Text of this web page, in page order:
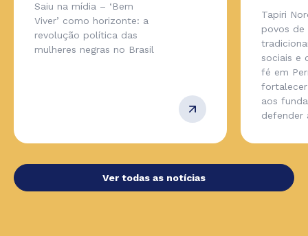
Saiu na mídia – ‘Bem
Viver’ como horizonte: a
revolução política das
mulheres negras no Brasil
Tapiri
povos de
sociais e
fé em
aos
defender
Ver todas as notícias